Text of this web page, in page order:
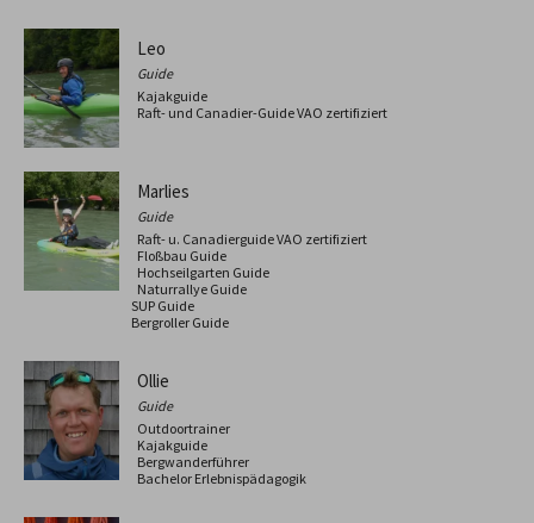
Leo
Guide
Kajakguide
Raft- und Canadier-Guide VAO zertifiziert
Marlies
Guide
Raft- u. Canadierguide VAO zertifiziert
Floßbau Guide
Hochseilgarten Guide
Naturrallye Guide
SUP Guide
Bergroller Guide
Ollie
Guide
Outdoortrainer
Kajakguide
Bergwanderführer
Bachelor Erlebnispädagogik